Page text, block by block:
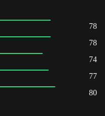
78
78
74
77
80